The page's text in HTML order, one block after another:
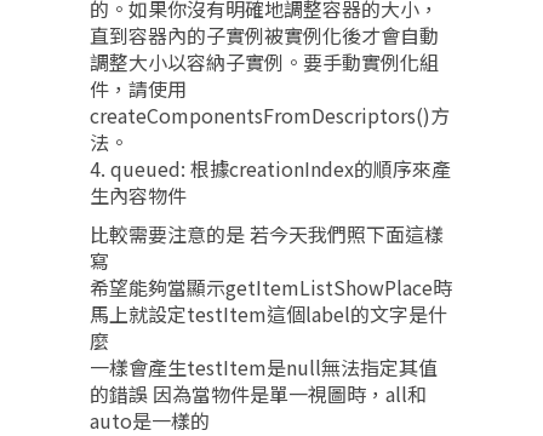
的。如果你沒有明確地調整容器的大小，
直到容器內的子實例被實例化後才會自動
調整大小以容納子實例。要手動實例化組
件，請使用
createComponentsFromDescriptors()方
法。
4. queued: 根據creationIndex的順序來產
生內容物件
比較需要注意的是 若今天我們照下面這樣
寫
希望能夠當顯示getItemListShowPlace時
馬上就設定testItem這個label的文字是什
麼
一樣會產生testItem是null無法指定其值
的錯誤 因為當物件是單一視圖時，all和
auto是一樣的